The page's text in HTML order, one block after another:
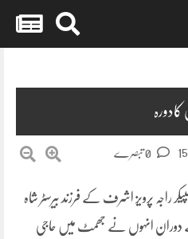
کادورہ
راجہ پرویز اشرف کے فرزند بیرسٹر شاہ
کے دوران انہوں نے جھمٹ میں حاجی